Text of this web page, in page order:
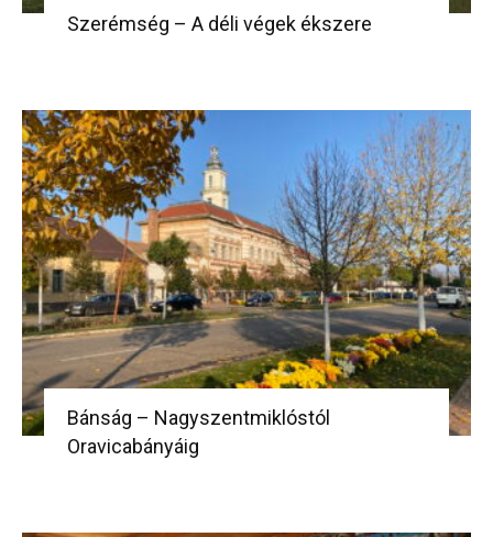
Szerémség – A déli végek ékszere
Bánság – Nagyszentmiklóstól
Oravicabányáig